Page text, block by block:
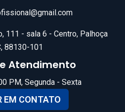
111 - sala 6 - Centro, Palhoça
88130-101
Atendimento
PM, Segunda - Sexta
EM CONTATO